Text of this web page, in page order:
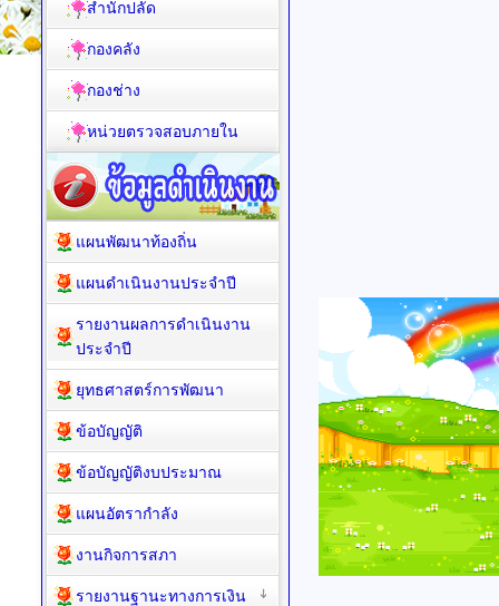
สำนักปลัด
กองคลัง
กองช่าง
หน่วยตรวจสอบภายใน
แผนพัฒนาท้องถิ่น
แผนดำเนินงานประจำปี
รายงานผลการดำเนินงาน
ประจำปี
ยุทธศาสตร์การพัฒนา
ข้อบัญญัติ
ข้อบัญญัติงบประมาณ
แผนอัตรากำลัง
งานกิจการสภา
รายงานฐานะทางการเงิน